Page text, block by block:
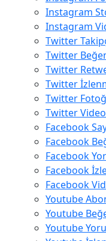
Instagram
Instagram
Twitter
Twitter
Twitter
Twitter
Twitter
Twitter
Facebook
Facebook
Facebook
Facebook
Facebook
Youtube
Youtube
Youtube